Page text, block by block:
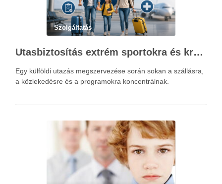
Szolgáltatás
Utasbiztosítás extrém sportokra és krónikus betegségek esetén: mire figyelj utazás előtt?
Egy külföldi utazás megszervezése során sokan a szállásra,
a közlekedésre és a programokra koncentrálnak.